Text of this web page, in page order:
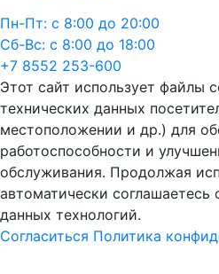
Пн-Пт: с 8:00 до 20:00
Сб-Вс: с 8:00 до 18:00
+7 8552 253-600
Этот сайт использует файлы
технических данных
местоположении и др.) для
работоспособности и
обслуживания. Продолжая
автоматически соглашаетесь
данных технологий.
Согласиться Политика